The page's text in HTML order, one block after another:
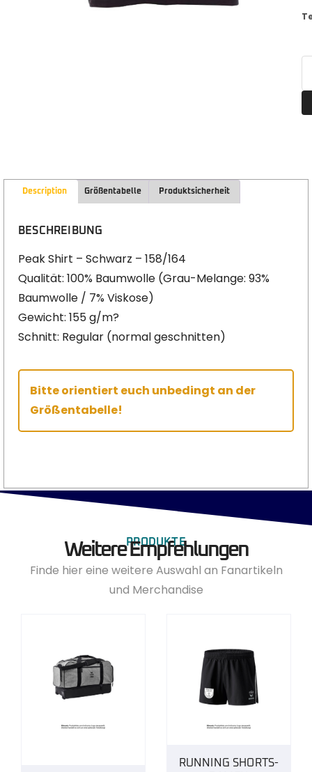
Description Größentabelle Produktsicherheit
BESCHREIBUNG
Peak Shirt – Schwarz – 158/164
Qualität: 100% Baumwolle (Grau-Melange: 93%
Baumwolle / 7% Viskose)
Gewicht: 155 g/m?
Schnitt: Regular (normal geschnitten)
Bitte orientiert euch unbedingt an der
Größentabelle!
PRODUKTE
Weitere Empfehlungen
Finde hier eine weitere Auswahl an Fanartikeln
und Merchandise
RUNNING SHORTS-